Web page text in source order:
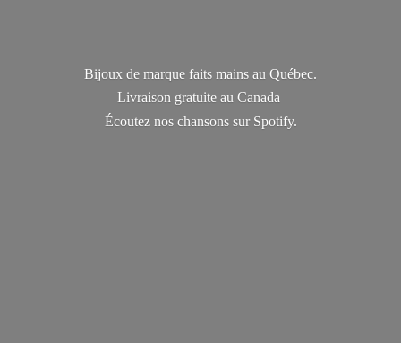
Bijoux de marque faits mains au Québec.
Livraison gratuite au Canada
Écoutez nos chansons sur Spotify.